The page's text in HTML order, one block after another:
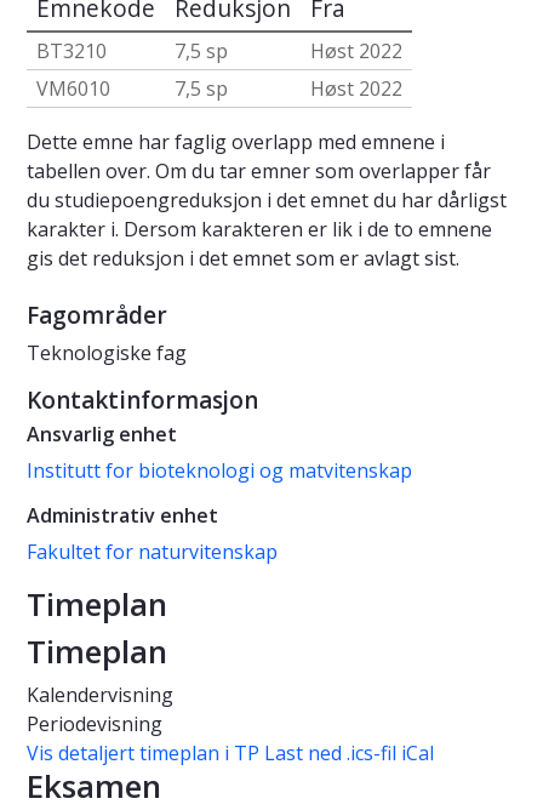
Emnekode Reduksjon Fra
BT3210 7,5 sp
Høst 2022
VM6010
7,5 sp
Høst 2022
Dette emne har faglig overlapp med emnene i
tabellen over. Om du tar emner som overlapper får
du studiepoengreduksjon i det emnet du har dårligst
karakter i. Dersom karakteren er lik i de to emnene
gis det reduksjon i det emnet som er avlagt sist.
Fagområder
Teknologiske fag
Kontaktinformasjon
Ansvarlig enhet
Institutt for bioteknologi og matvitenskap
Administrativ enhet
Fakultet for naturvitenskap
Timeplan
Timeplan
Kalendervisning
Periodevisning
Vis detaljert timeplan i TP Last ned .ics-fil iCal
Eksamen